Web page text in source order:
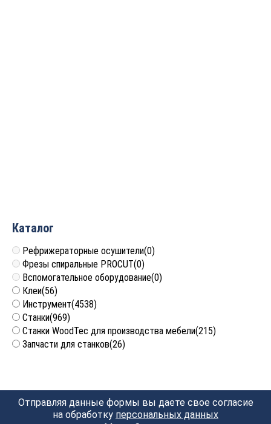
Каталог
Рефрижераторные осушители(0)
Фрезы спиральные PROCUT(0)
Вспомогательное оборудование(0)
Клеи(56)
Инструмент(4538)
Станки(969)
Станки WoodTec для производства мебели(215)
Запчасти для станков(26)
Отправляя данные формы вы даете свое согласие
на обработку персональных данных